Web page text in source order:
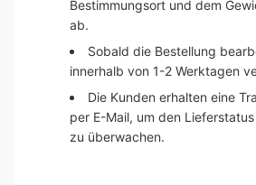
Bestimmungsort und dem
ab.
Sobald die Bestellung
innerhalb von 1-2 Werktagen
Die Kunden erhalten eine
per E-Mail, um den
zu überwachen.